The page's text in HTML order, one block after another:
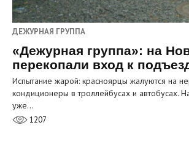
ДЕЖУРНАЯ ГРУППА
«Дежурная группа»: на
перекопали вход к
Испытание жарой: красноярцы жалуются на
кондиционеры в троллейбусах и автобусах.
уже…
1207